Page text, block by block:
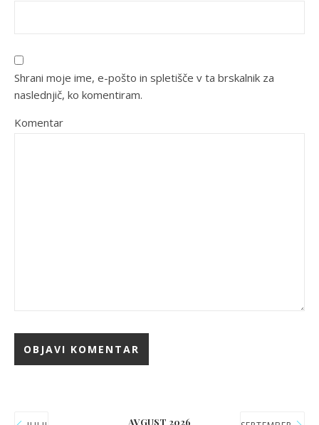
Shrani moje ime, e-pošto in spletišče v ta brskalnik za
naslednjič, ko komentiram.
Komentar
AVGUST 2026